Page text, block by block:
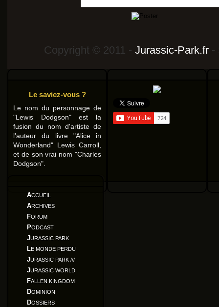
Copyright © 2011 - Jurassic-Park.fr -
ACCUEIL
ARCHIVES
FORUM
PODCAST
JURASSIC PARK
LE MONDE PERDU
JURASSIC PARK ///
JURASSIC WORLD
FALLEN KINGDOM
DOMINION
DOSSIERS
Le saviez-vous ?
Le nom du personnage de
"Lewis Dodgson" est la
fusion du nom d'artiste de
l'auteur du livre "Alice in
Wonderland" Lewis Carroll,
et de son vrai nom "Charles
Dodgson".